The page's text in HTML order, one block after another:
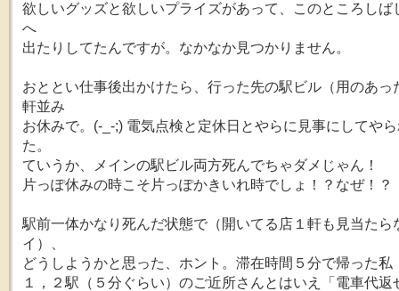
欲しいグッズと欲しいプライズがあって、このところしば
へ
出たりしてたんですが。なかなか見つかりません。
おととい仕事後出かけたら、行った先の駅ビル（用のあっ
軒並み
お休みで。(-_-;) 電気点検と定休日とやらに見事にしてや
た。
ていうか、メインの駅ビル両方死んでちゃダメじゃん！
片っぽ休みの時こそ片っぽかきいれ時でしょ！？なぜ！？
駅前一体かなり死んだ状態で（開いてる店１軒も見当たら
イ）、
どうしようかと思った、ホント。滞在時間５分で帰った私
１，２駅（５分ぐらい）のご近所さんとはいえ「電車代返